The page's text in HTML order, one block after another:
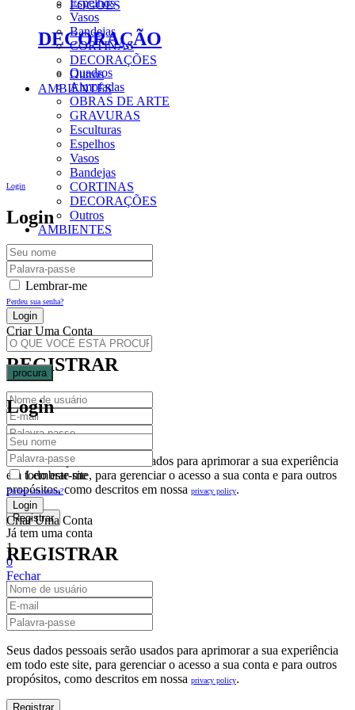
Vasos
Bandejas
CORTINAS
DECORAÇÕES
Outros
AMBIENTES
Login
Login
Lembrar-me
Perdeu sua senha?
Criar Uma Conta
REGISTRAR
Seus dados pessoais serão usados para aprimorar a sua experiência
em todo este site, para gerenciar o acesso a sua conta e para outros
propósitos, como descritos em nossa privacy policy.
Já tem uma conta
1
0
Fechar
Carrinho De Compras(0)
No products in the cart.
FOGÕES
DECORAÇÃO
Quadros
Almofadas
OBRAS DE ARTE
GRAVURAS
Esculturas
Espelhos
Vasos
Bandejas
CORTINAS
DECORAÇÕES
Outros
AMBIENTES
procura
Login
Lembrar-me
Perdeu sua senha?
Criar Uma Conta
REGISTRAR
Seus dados pessoais serão usados para aprimorar a sua experiência
em todo este site, para gerenciar o acesso a sua conta e para outros
propósitos, como descritos em nossa privacy policy.